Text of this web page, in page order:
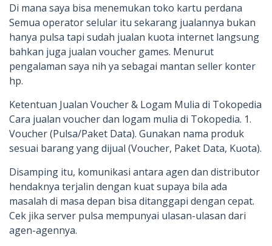
Di mana saya bisa menemukan toko kartu perdana
Semua operator selular itu sekarang jualannya bukan
hanya pulsa tapi sudah jualan kuota internet langsung
bahkan juga jualan voucher games. Menurut
pengalaman saya nih ya sebagai mantan seller konter
hp.
Ketentuan Jualan Voucher & Logam Mulia di Tokopedia
Cara jualan voucher dan logam mulia di Tokopedia. 1.
Voucher (Pulsa/Paket Data). Gunakan nama produk
sesuai barang yang dijual (Voucher, Paket Data, Kuota).
Disamping itu, komunikasi antara agen dan distributor
hendaknya terjalin dengan kuat supaya bila ada
masalah di masa depan bisa ditanggapi dengan cepat.
Cek jika server pulsa mempunyai ulasan-ulasan dari
agen-agennya.